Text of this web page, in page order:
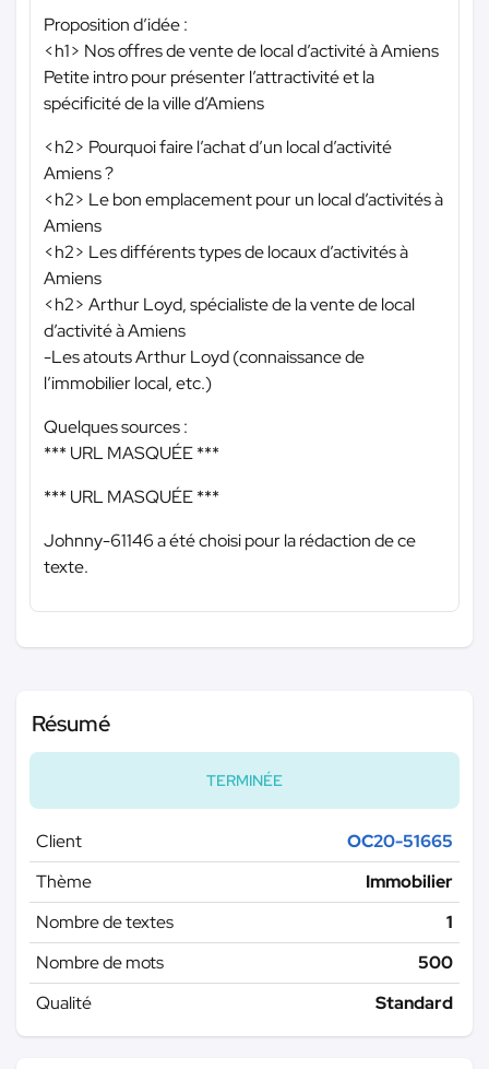
Proposition d’idée :
<h1> Nos offres de vente de local d’activité à Amiens
Petite intro pour présenter l’attractivité et la
spécificité de la ville d’Amiens
<h2> Pourquoi faire l’achat d’un local d’activité
Amiens ?
<h2> Le bon emplacement pour un local d’activités à
Amiens
<h2> Les différents types de locaux d’activités à
Amiens
<h2> Arthur Loyd, spécialiste de la vente de local
d’activité à Amiens
-Les atouts Arthur Loyd (connaissance de
l’immobilier local, etc.)
Quelques sources :
*** URL MASQUÉE ***
*** URL MASQUÉE ***
Johnny-61146 a été choisi pour la rédaction de ce
texte.
Résumé
TERMINÉE
Client
OC20-51665
Thème
Immobilier
Nombre de textes
1
Nombre de mots
500
Qualité
Standard